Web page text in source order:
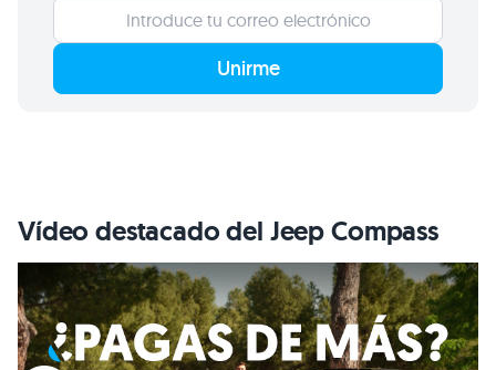
Unirme
Vídeo destacado del Jeep Compass